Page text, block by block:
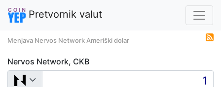
Pretvornik valut
Menjava Nervos Network Ameriški dolar
Nervos Network, CKB